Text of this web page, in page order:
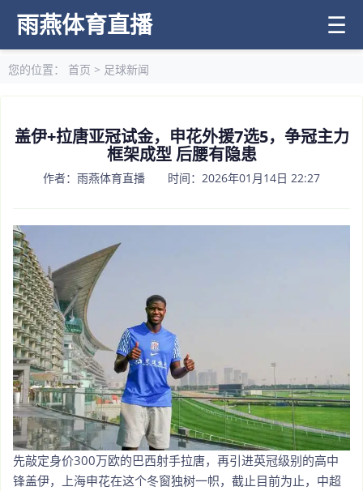
雨燕体育直播 ☰
您的位置： 首页 > 足球新闻
盖伊+拉唐亚冠试金，申花外援7选5，争冠主力
框架成型 后腰有隐患
作者：雨燕体育直播 时间：2026年01月14日 22:27
先敲定身价300万欧的巴西射手拉唐，再引进英冠级别的高中
锋盖伊，上海申花在这个冬窗独树一帜，截止目前为止，中超